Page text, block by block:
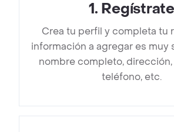
1. Regístrate
Crea tu perfil y completa tu
información a agregar es muy
nombre completo,
teléfono, etc.